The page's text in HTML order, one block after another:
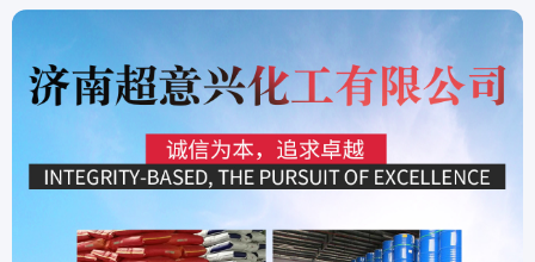
考。